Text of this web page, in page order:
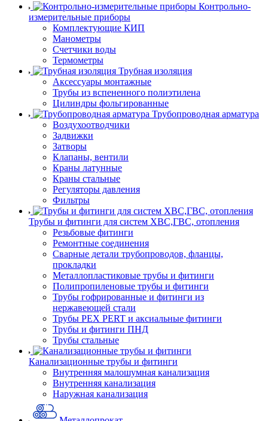
Контрольно-
измерительные приборы
Комплектующие КИП
Манометры
Счетчики воды
Термометры
Трубная изоляция
Аксессуары монтажные
Трубы из вспененного полиэтилена
Цилиндры фольгированные
Трубопроводная арматура
Воздухоотводчики
Задвижки
Затворы
Клапаны, вентили
Краны латунные
Краны стальные
Регуляторы давления
Фильтры
Трубы и фитинги для систем ХВС,ГВС, отопления
Резьбовые фитинги
Ремонтные соединения
Сварные детали трубопроводов, фланцы,
прокладки
Металлопластиковые трубы и фитинги
Полипропиленовые трубы и фитинги
Трубы гофрированные и фитинги из
нержавеющей стали
Трубы PEX PERT и аксиальные фитинги
Трубы и фитинги ПНД
Трубы стальные
Канализационные трубы и фитинги
Внутренняя малошумная канализация
Внутренняя канализация
Наружная канализация